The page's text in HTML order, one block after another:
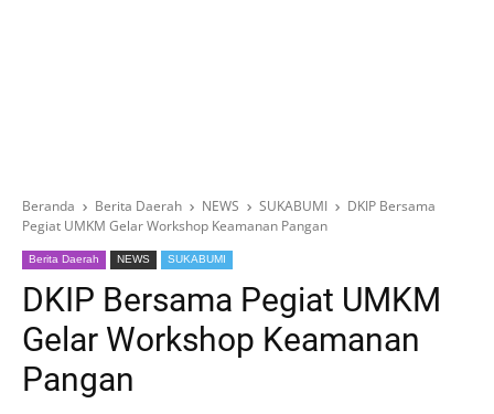
Beranda Berita Daerah NEWS SUKABUMI
DKIP Bersama
Pegiat UMKM Gelar Workshop Keamanan Pangan
Berita Daerah NEWS SUKABUMI
DKIP Bersama Pegiat UMKM
Gelar Workshop Keamanan
Pangan